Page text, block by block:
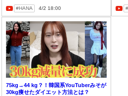
HANA 4/2 18:00
75kg→44 kg？！韓国系YouTuberみそが
30kg痩せたダイエット方法とは？